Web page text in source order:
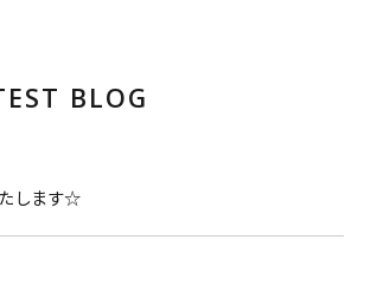
BLOG
します☆